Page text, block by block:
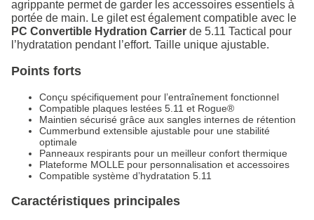
agrippante permet de garder les accessoires essentiels à
portée de main. Le gilet est également compatible avec le
PC Convertible Hydration Carrier de 5.11 Tactical pour
l’hydratation pendant l’effort. Taille unique ajustable.
Points forts
Conçu spécifiquement pour l’entraînement fonctionnel
Compatible plaques lestées 5.11 et Rogue®
Maintien sécurisé grâce aux sangles internes de rétention
Cummerbund extensible ajustable pour une stabilité
optimale
Panneaux respirants pour un meilleur confort thermique
Plateforme MOLLE pour personnalisation et accessoires
Compatible système d’hydratation 5.11
Caractéristiques principales